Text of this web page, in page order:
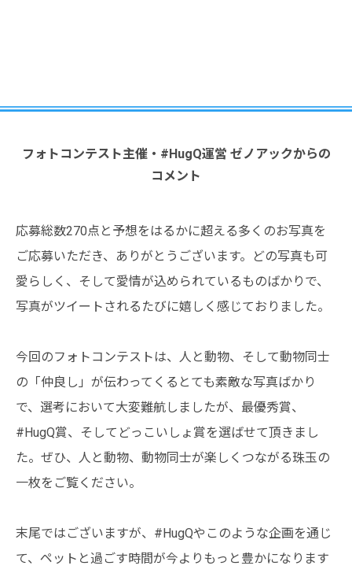
フォトコンテスト主催・#HugQ運営 ゼノアックからの
コメント
応募総数270点と予想をはるかに超える多くのお写真を
ご応募いただき、ありがとうございます。どの写真も可
愛らしく、そして愛情が込められているものばかりで、
写真がツイートされるたびに嬉しく感じておりました。
今回のフォトコンテストは、人と動物、そして動物同士
の「仲良し」が伝わってくるとても素敵な写真ばかり
で、選考において大変難航しましたが、最優秀賞、
#HugQ賞、そしてどっこいしょ賞を選ばせて頂きまし
た。ぜひ、人と動物、動物同士が楽しくつながる珠玉の
一枚をご覧ください。
末尾ではございますが、#HugQやこのような企画を通じ
て、ペットと過ごす時間が今よりもっと豊かになります